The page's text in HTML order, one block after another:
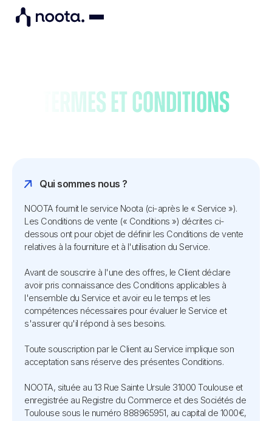
Termes et conditions
Qui sommes nous ?
NOOTA fournit le service Noota (ci-après le « Service »).
Les Conditions de vente (« Conditions ») décrites ci-
dessous ont pour objet de définir les Conditions de vente
relatives à la fourniture et à l'utilisation du Service.
Avant de souscrire à l'une des offres, le Client déclare
avoir pris connaissance des Conditions applicables à
l'ensemble du Service et avoir eu le temps et les
compétences nécessaires pour évaluer le Service et
s'assurer qu'il répond à ses besoins.
Toute souscription par le Client au Service implique son
acceptation sans réserve des présentes Conditions.
NOOTA, située au 13 Rue Sainte Ursule 31000 Toulouse et
enregistrée au Registre du Commerce et des Sociétés de
Toulouse sous le numéro 888965951, au capital de 1000€,